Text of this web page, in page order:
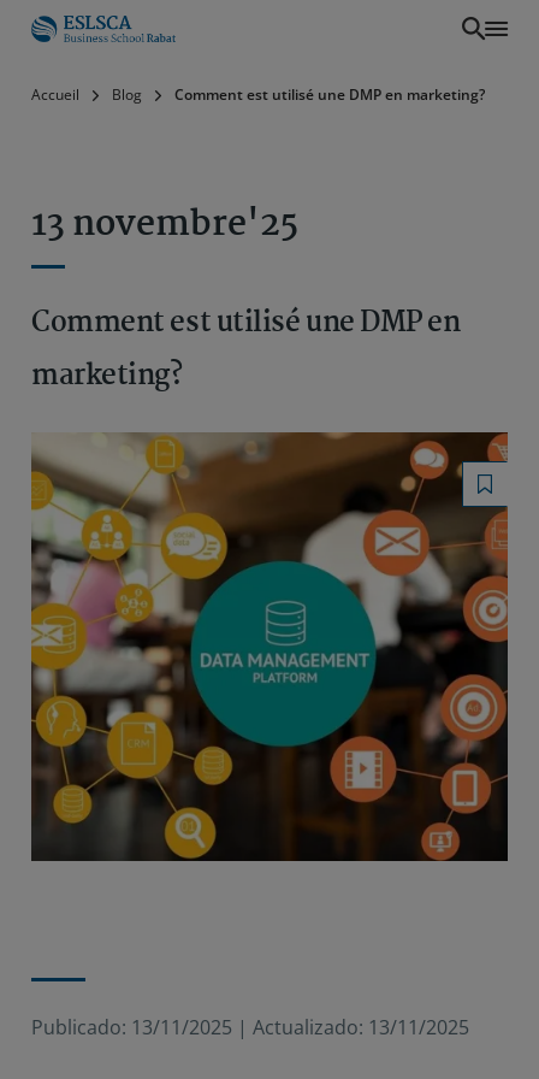
Accueil Blog Comment est utilisé une DMP en marketing?
13 novembre'25
Comment est utilisé une DMP en
marketing?
Publicado: 13/11/2025 | Actualizado: 13/11/2025